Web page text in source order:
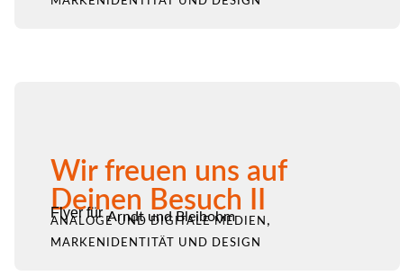
Wir freuen uns auf
Deinen Besuch II
Flyer für Arndt und Bleibohm
ANALOGE UND DIGITALE MEDIEN ,
MARKENIDENTITÄT UND DESIGN